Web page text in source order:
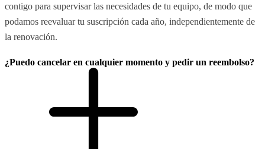
contigo para supervisar las necesidades de tu equipo, de modo que
podamos reevaluar tu suscripción cada año, independientemente de
la renovación.
¿Puedo cancelar en cualquier momento y pedir un reembolso?